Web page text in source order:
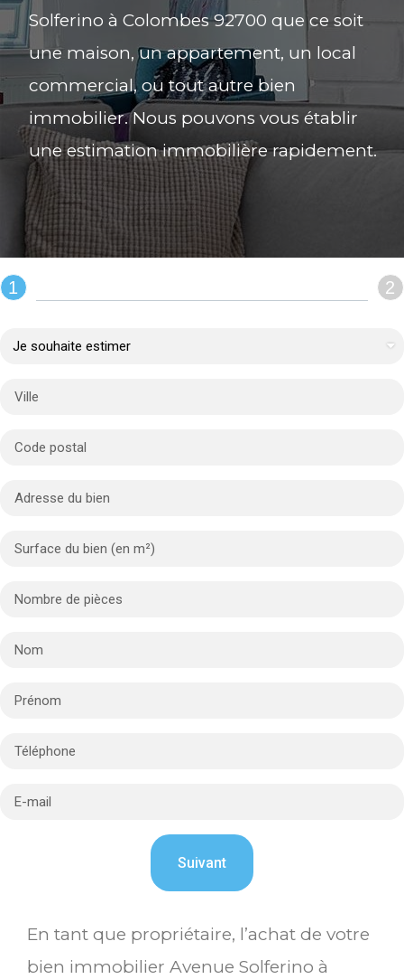
Solferino à Colombes 92700 que ce soit
une maison, un appartement, un local
commercial, ou tout autre bien
immobilier. Nous pouvons vous établir
une estimation immobilière rapidement.
REMPLIR LE FORMULAIRE :
1 2
En tant que propriétaire, l’achat de votre
bien immobilier Avenue Solferino à